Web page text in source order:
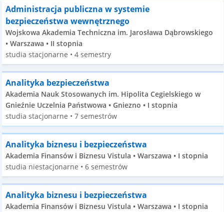
Administracja publiczna w systemie
bezpieczeństwa wewnętrznego
Wojskowa Akademia Techniczna im. Jarosława Dąbrowskiego
• Warszawa • II stopnia
studia stacjonarne • 4 semestry
Analityka bezpieczeństwa
Akademia Nauk Stosowanych im. Hipolita Cegielskiego w
Gnieźnie Uczelnia Państwowa • Gniezno • I stopnia
studia stacjonarne • 7 semestrów
Analityka biznesu i bezpieczeństwa
Akademia Finansów i Biznesu Vistula • Warszawa • I stopnia
studia niestacjonarne • 6 semestrów
Analityka biznesu i bezpieczeństwa
Akademia Finansów i Biznesu Vistula • Warszawa • I stopnia